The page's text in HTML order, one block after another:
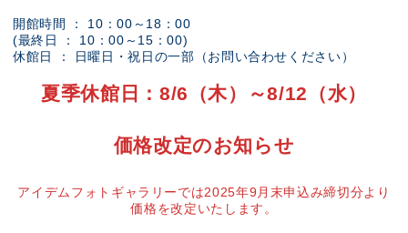
開館時間 ： 10：00～18：00
(最終日 ： 10：00～15：00)
休館日 ： 日曜日・祝日の一部（お問い合わせください）
夏季休館日：8/6（木）～8/12（水）
価格改定のお知らせ
アイデムフォトギャラリーでは2025年9月末申込み締切分より
価格を改定いたします。